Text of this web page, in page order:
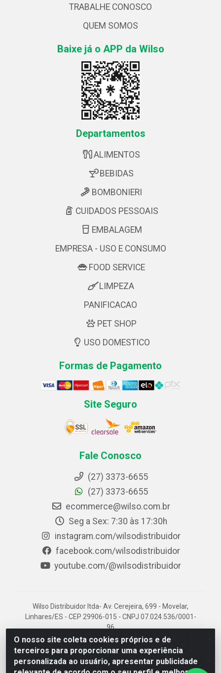
O nosso site coleta cookies próprios e de
terceiros para proporcionar uma experiência
personalizada ao usuário, apresentar publicidade
TRABALHE CONOSCO
QUEM SOMOS
Baixe já o APP da Wilso
Departamentos
ALIMENTOS
BEBIDAS
BOMBONIERI
CUIDADOS PESSOAIS
EMBALAGEM
EMPRESA - USO E CONSUMO
FOOD SERVICE
LIMPEZA
PANIFICACAO
PET SHOP
USO DOMESTICO
Formas de Pagamento
Site Seguro
Fale Conosco
(27) 3373-6655
(27) 3373-6655
ecommerce@wilso.com.br
Seg a Sex: 7:30 às 17:30h
instagram.com/wilsodistribuidor
facebook.com/wilsodistribuidor
youtube.com/@wilsodistribuidor
Wilso Distribuidor ltda- Av. Cerejeira, 699 - Movelar,
Linhares/ES - CEP 29906-015 - CNPJ 07.024.536/0001-
96